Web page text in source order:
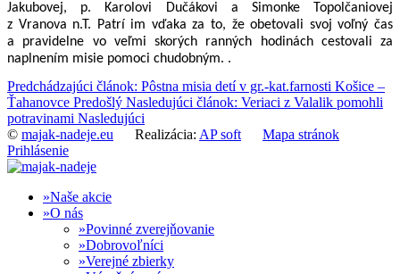
Jakubovej, p. Karolovi Dučákovi a Simonke Topolčaniovej
z Vranova n.T. Patrí im vďaka za to, že obetovali svoj voľný čas
a pravidelne vo veľmi skorých ranných hodinách cestovali za
naplnením misie pomoci chudobným. .
Predchádzajúci článok: Pôstna misia detí v gr.-kat.farnosti Košice –
Ťahanovce Predošlý Nasledujúci článok: Veriaci z Valalik pomohli
potravinami Nasledujúci
© majak-nadeje.eu Realizácia: AP soft
Mapa stránok
Prihlásenie
Naše akcie
O nás
Povinné zverejňovanie
Dobrovoľníci
Verejné zbierky